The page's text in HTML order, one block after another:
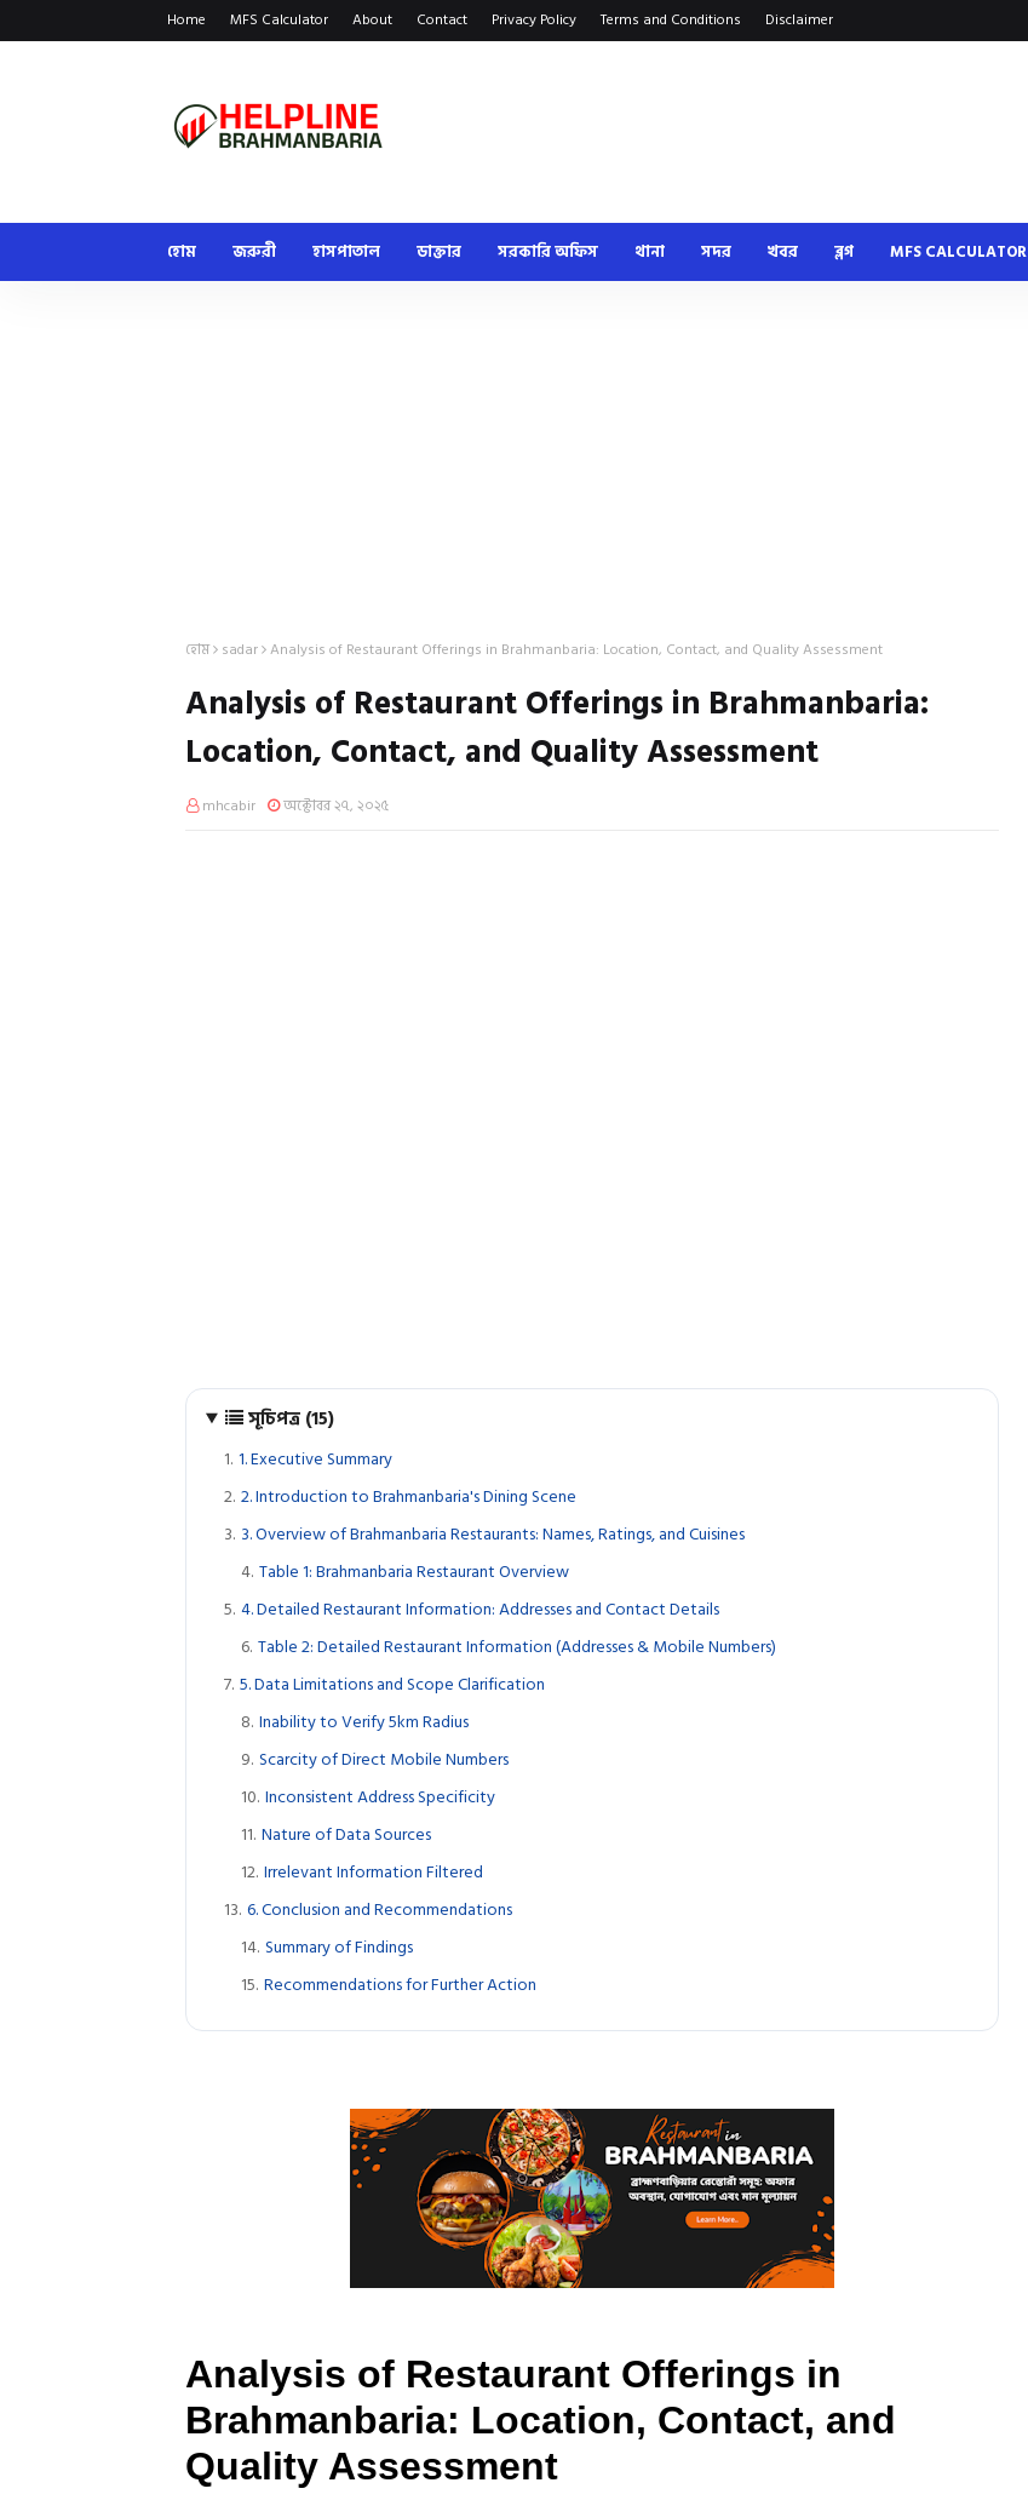
Home MFS Calculator About Contact Privacy Policy Terms and Conditions Disclaimer
হোম জরুরী হাসপাতাল ডাক্তার সরকারি অফিস থানা সদর খবর ব্লগ MFS CALCULATOR
হোম sadar Analysis of Restaurant Offerings in Brahmanbaria: Location, Contact, and Quality Assessment
Analysis of Restaurant Offerings in Brahmanbaria:
Location, Contact, and Quality Assessment
mhcabir অক্টোবর ২৭, ২০২৫
সূচিপত্র (15)
1. Executive Summary
2. Introduction to Brahmanbaria's Dining Scene
3. Overview of Brahmanbaria Restaurants: Names, Ratings, and Cuisines
Table 1: Brahmanbaria Restaurant Overview
4. Detailed Restaurant Information: Addresses and Contact Details
Table 2: Detailed Restaurant Information (Addresses & Mobile Numbers)
5. Data Limitations and Scope Clarification
Inability to Verify 5km Radius
Scarcity of Direct Mobile Numbers
Inconsistent Address Specificity
Nature of Data Sources
Irrelevant Information Filtered
6. Conclusion and Recommendations
Summary of Findings
Recommendations for Further Action
Analysis of Restaurant Offerings in
Brahmanbaria: Location, Contact, and
Quality Assessment